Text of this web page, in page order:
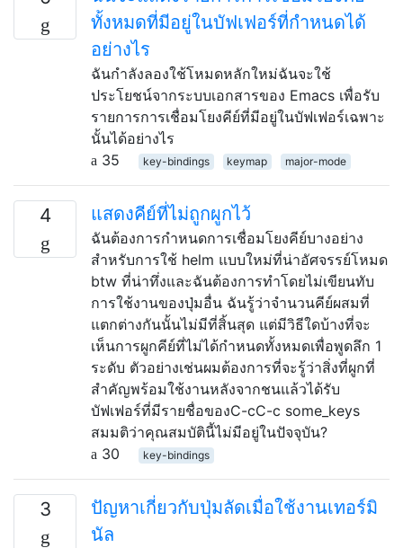
ทั้งหมดที่มีอยู่ในบัฟเฟอร์ที่กำหนดได้
อย่างไร
ฉันกำลังลองใช้โหมดหลักใหม่ฉันจะใช้
ประโยชน์จากระบบเอกสารของ Emacs เพื่อรับ
รายการการเชื่อมโยงคีย์ที่มีอยู่ในบัฟเฟอร์เฉพาะ
นั้นได้อย่างไร
35
key-bindings keymap major-mode
4 แสดงคีย์ที่ไม่ถูกผูกไว้
ฉันต้องการกำหนดการเชื่อมโยงคีย์บางอย่าง
สำหรับการใช้ helm แบบใหม่ที่น่าอัศจรรย์โหมด
btw ที่น่าทึ่งและฉันต้องการทำโดยไม่เขียนทับ
การใช้งานของปุ่มอื่น ฉันรู้ว่าจำนวนคีย์ผสมที่
แตกต่างกันนั้นไม่มีที่สิ้นสุด แต่มีวิธีใดบ้างที่จะ
เห็นการผูกคีย์ที่ไม่ได้กำหนดทั้งหมดเพื่อพูดลึก 1
ระดับ ตัวอย่างเช่นผมต้องการที่จะรู้ว่าสิ่งที่ผูกที่
สำคัญพร้อมใช้งานหลังจากชนแล้วได้รับ
บัฟเฟอร์ที่มีรายชื่อของC-cC-c some_keys
สมมติว่าคุณสมบัตินี้ไม่มีอยู่ในปัจจุบัน?
30
key-bindings
3
ปัญหาเกี่ยวกับปุ่มลัดเมื่อใช้งานเทอร์มิ
นัล